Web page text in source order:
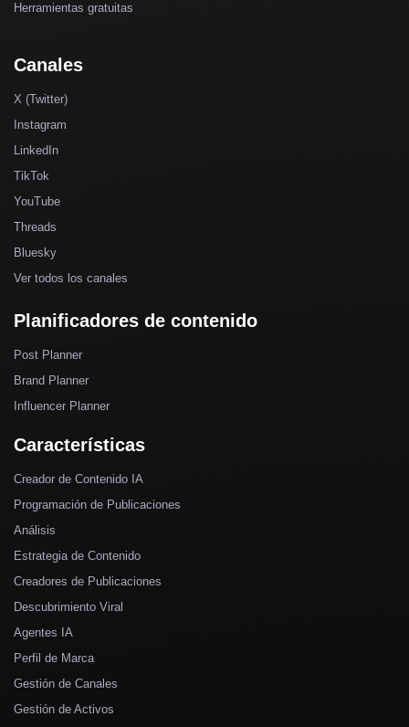
Herramientas gratuitas
Canales
X (Twitter)
Instagram
LinkedIn
TikTok
YouTube
Threads
Bluesky
Ver todos los canales
Planificadores de contenido
Post Planner
Brand Planner
Influencer Planner
Características
Creador de Contenido IA
Programación de Publicaciones
Análisis
Estrategia de Contenido
Creadores de Publicaciones
Descubrimiento Viral
Agentes IA
Perfil de Marca
Gestión de Canales
Gestión de Activos